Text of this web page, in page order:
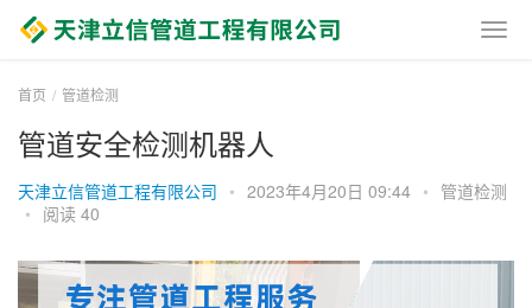
首页 管道检测
管道安全检测机器人
天津立信管道工程有限公司 • 2023年4月20日 09:44 • 管道检测
• 阅读 40